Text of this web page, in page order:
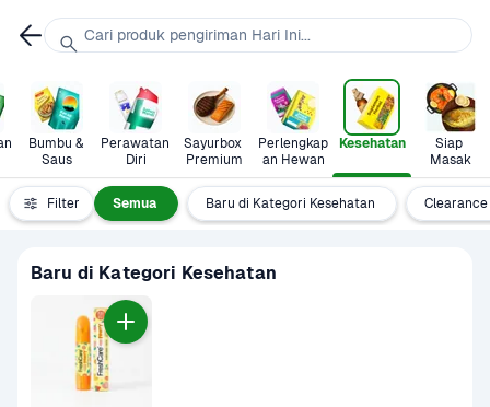
Bumbu &
Saus
Perawatan
Diri
Sayurbox
Premium
Perlengkap
an Hewan
Kesehatan
Siap
Masak
Filter Semua Baru di Kategori Kesehatan
Baru di Kategori Kesehatan
Cari produk pengiriman Hari Ini...